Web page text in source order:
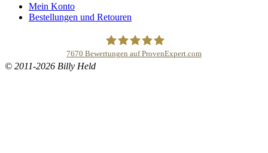
Mein Konto
Bestellungen und Retouren
7670 Bewertungen auf ProvenExpert.com
© 2011-2026 Billy Held